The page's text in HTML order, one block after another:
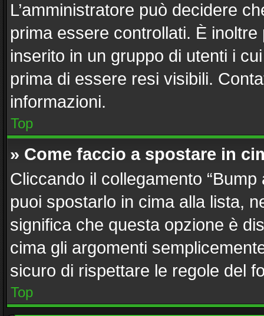
L’amministratore può decidere
prima essere controllati. È
inserito in un gruppo di utenti i
prima di essere resi visibili.
informazioni.
Top
» Come faccio a spostare in
Cliccando il collegamento
puoi spostarlo in cima alla lista,
significa che questa opzione è
cima gli argomenti
sicuro di rispettare le regole del
Top